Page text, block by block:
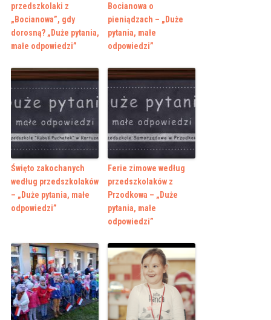
przedszkolaki z
„Bocianowa”, gdy
dorosną? „Duże pytania,
małe odpowiedzi”
Bocianowa o
pieniądzach – „Duże
pytania, małe
odpowiedzi”
Święto zakochanych
według przedszkolaków
– „Duże pytania, małe
odpowiedzi”
Ferie zimowe według
przedszkolaków z
Przodkowa – „Duże
pytania, małe
odpowiedzi”